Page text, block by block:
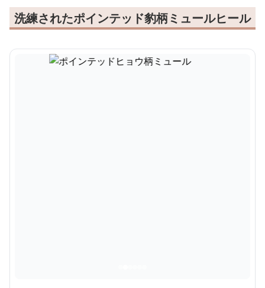
洗練されたポインテッド豹柄ミュールヒール